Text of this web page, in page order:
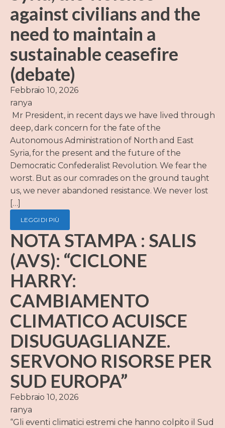
against civilians and the
need to maintain a
sustainable ceasefire
(debate)
Febbraio 10, 2026
ranya
Mr President, in recent days we have lived through
deep, dark concern for the fate of the
Autonomous Administration of North and East
Syria, for the present and the future of the
Democratic Confederalist Revolution. We fear the
worst. But as our comrades on the ground taught
us, we never abandoned resistance. We never lost
[…]
LEGGI DI PIÙ
NOTA STAMPA : SALIS
(AVS): “CICLONE
HARRY:
CAMBIAMENTO
CLIMATICO ACUISCE
DISUGUAGLIANZE.
SERVONO RISORSE PER
SUD EUROPA”
Febbraio 10, 2026
ranya
“Gli eventi climatici estremi che hanno colpito il Sud